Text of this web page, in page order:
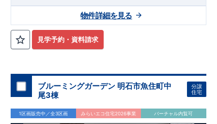
見学予約・資料請求
物件詳細を見る
ブルーミングガーデン 明石市魚住町中
尾3棟
分譲
住宅
1区画販売中／全3区画 みらいエコ住宅2026事業 バーチャル内覧可